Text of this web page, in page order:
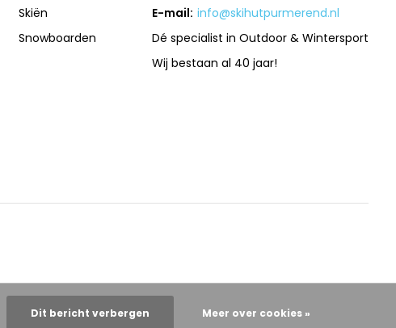
Skiën
Snowboarden
E-mail: info@skihutpurmerend.nl
Dé specialist in Outdoor & Wintersport
Wij bestaan al 40 jaar!
Dit bericht verbergen Meer over cookies »